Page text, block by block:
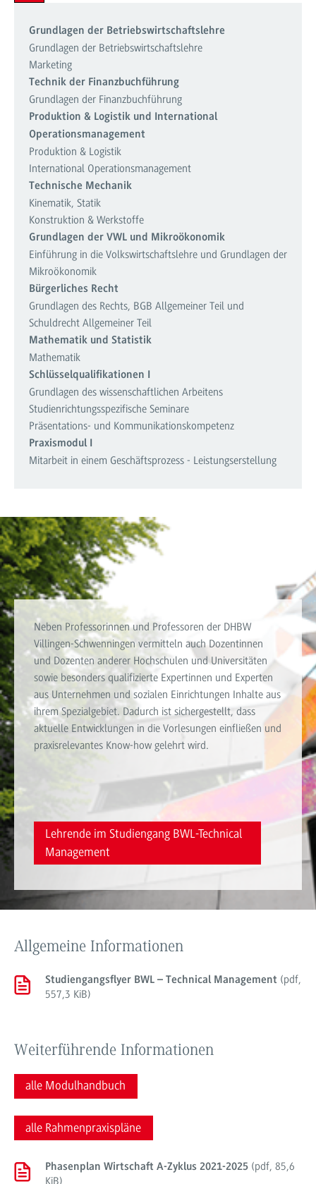
Grundlagen der Betriebswirtschaftslehre
Grundlagen der Betriebswirtschaftslehre
Marketing
Technik der Finanzbuchführung
Grundlagen der Finanzbuchführung
Produktion & Logistik und International
Operationsmanagement
Produktion & Logistik
International Operationsmanagement
Technische Mechanik
Kinematik, Statik
Konstruktion & Werkstoffe
Grundlagen der VWL und Mikroökonomik
Einführung in die Volkswirtschaftslehre und Grundlagen der
Mikroökonomik
Bürgerliches Recht
Grundlagen des Rechts, BGB Allgemeiner Teil und
Schuldrecht Allgemeiner Teil
Mathematik und Statistik
Mathematik
Schlüsselqualifikationen I
Grundlagen des wissenschaftlichen Arbeitens
Studienrichtungsspezifische Seminare
Präsentations- und Kommunikationskompetenz
Praxismodul I
Mitarbeit in einem Geschäftsprozess - Leistungserstellung
Lehrende
Neben Professorinnen und Professoren der DHBW
Villingen-Schwenningen vermitteln auch Dozentinnen
und Dozenten anderer Hochschulen und Universitäten
sowie besonders qualifizierte Expertinnen und Experten
aus Unternehmen und sozialen Einrichtungen Inhalte aus
ihrem Spezialgebiet. Dadurch ist sichergestellt, dass
aktuelle Entwicklungen in die Vorlesungen einfließen und
praxisrelevantes Know-how gelehrt wird.
Lehrende im Studiengang BWL-Technical
Management
Allgemeine Informationen
Studiengangsflyer BWL – Technical Management(pdf,
557,3 KiB)
Weiterführende Informationen
alle Modulhandbuch
alle Rahmenpraxispläne
Phasenplan Wirtschaft A-Zyklus 2021-2025(pdf, 85,6